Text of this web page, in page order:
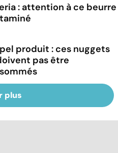
: attention à ce beurre
produit : ces nuggets
pas être
plus